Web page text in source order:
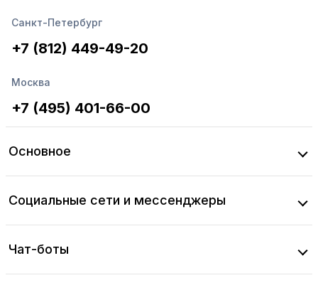
Санкт-Петербург
+7 (812) 449-49-20
Москва
+7 (495) 401-66-00
Основное
Социальные сети и мессенджеры
Чат-боты